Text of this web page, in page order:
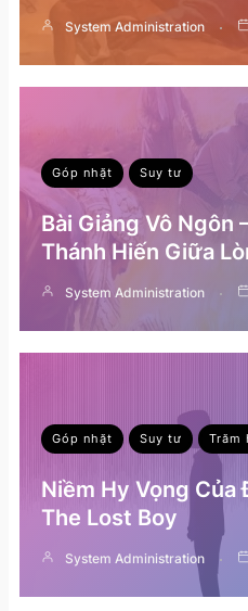
System Administration
Góp nhặt Suy tư
Bài Giảng Vô Ngôn
Thánh Hiến Giữa
System Administration
Góp nhặt Suy tư Trăm
Niềm Hy Vọng Của
The Lost Boy
System Administration